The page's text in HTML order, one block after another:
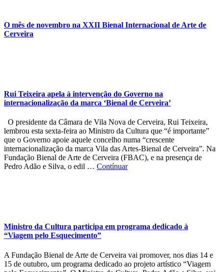
O mês de novembro na XXII Bienal Internacional de Arte de
Cerveira
Rui Teixeira apela à intervenção do Governo na
internacionalização da marca ‘Bienal de Cerveira’
O presidente da Câmara de Vila Nova de Cerveira, Rui Teixeira,
lembrou esta sexta-feira ao Ministro da Cultura que “é importante”
que o Governo apoie aquele concelho numa “crescente
internacionalização da marca Vila das Artes-Bienal de Cerveira”. Na
Fundação Bienal de Arte de Cerveira (FBAC), e na presença de
Pedro Adão e Silva, o edil … Contínuar
Ministro da Cultura participa em programa dedicado à
“Viagem pelo Esquecimento”
A Fundação Bienal de Arte de Cerveira vai promover, nos dias 14 e
15 de outubro, um programa dedicado ao projeto artístico “Viagem